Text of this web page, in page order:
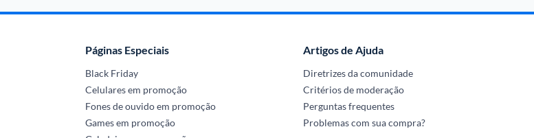
Páginas Especiais
Black Friday
Celulares em promoção
Fones de ouvido em promoção
Games em promoção
Artigos de Ajuda
Diretrizes da comunidade
Critérios de moderação
Perguntas frequentes
Problemas com sua compra?